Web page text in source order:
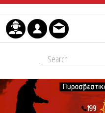
Skip to Content